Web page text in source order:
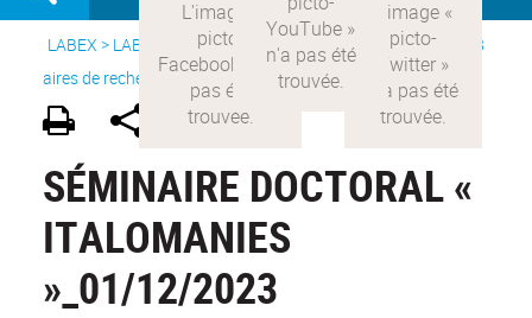
LABEX > LABEX COMOD> Version française > Recherche >
8
aires de recherche> Modernités italiennes
SÉMINAIRE DOCTORAL «
ITALOMANIES
»_01/12/2023